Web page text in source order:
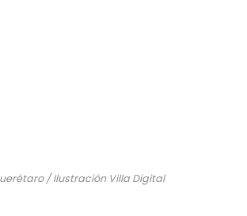
/ Ilustración Villa Digital